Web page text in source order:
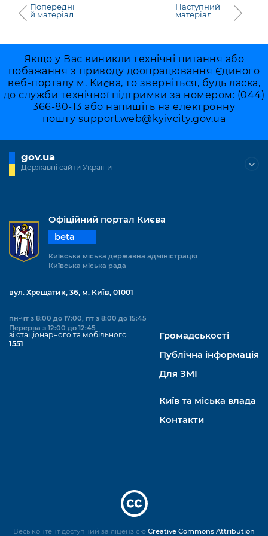
Попередні
й матеріал
Наступний
матеріал
Якщо у Вас виникли технічні питання або
побажання з приводу доопрацювання Єдиного
веб-порталу м. Києва, то зверніться, будь ласка,
до служби технічної підтримки за номером: (044)
366-80-13 або напишіть на електронну
пошту support.web@kyivcity.gov.ua
gov.ua
Державні сайти України
Офіційний портал Києва
beta
Київська міська державна адміністрація
Київська міська рада
вул. Хрещатик, 36, м. Київ, 01001
пн-чт з 8:00 до 17:00, пт з 8:00 до 15:45
Перерва з 12:00 до 12:45
зі стаціонарного та мобільного
1551
Громадськості
Публічна інформація
Для ЗМІ
Київ та міська влада
Контакти
Весь контент доступний за ліцензією Creative Commons Attribution